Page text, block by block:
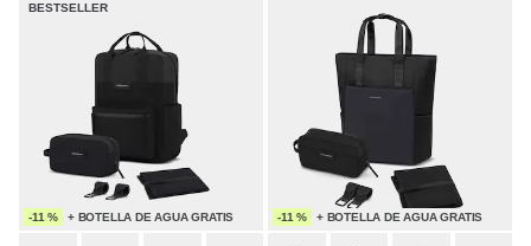
BESTSELLER
-11 % + BOTELLA DE AGUA GRATIS -11 % + BOTELLA DE AGUA GRATIS